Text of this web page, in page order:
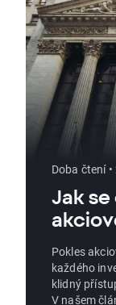
Doba čtení
Jak
Pokles
každého
klidný
V našem